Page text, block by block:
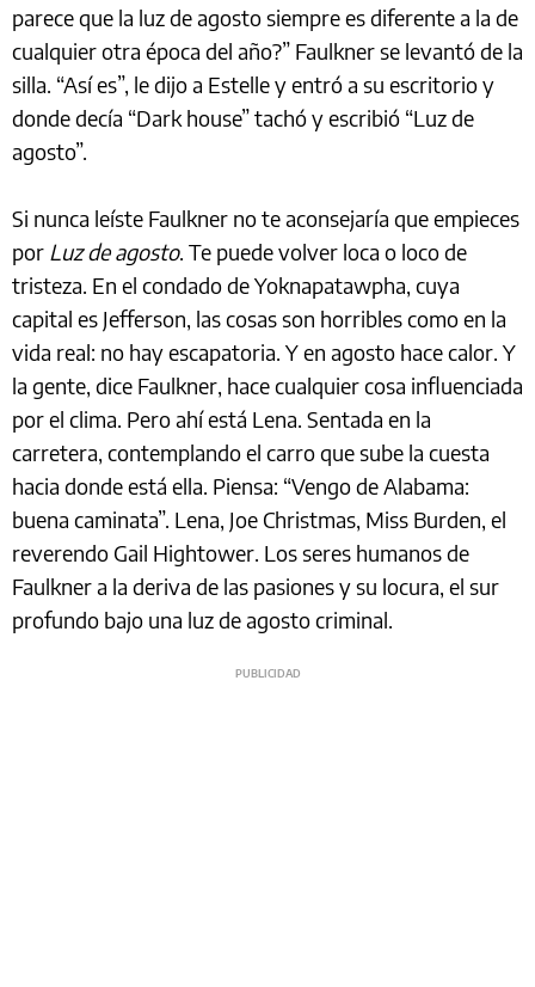
parece que la luz de agosto siempre es diferente a la de
cualquier otra época del año?” Faulkner se levantó de la
silla. “Así es”, le dijo a Estelle y entró a su escritorio y
donde decía “Dark house” tachó y escribió “Luz de
agosto”.
Si nunca leíste Faulkner no te aconsejaría que empieces
por Luz de agosto. Te puede volver loca o loco de
tristeza. En el condado de Yoknapatawpha, cuya
capital es Jefferson, las cosas son horribles como en la
vida real: no hay escapatoria. Y en agosto hace calor. Y
la gente, dice Faulkner, hace cualquier cosa influenciada
por el clima. Pero ahí está Lena. Sentada en la
carretera, contemplando el carro que sube la cuesta
hacia donde está ella. Piensa: “Vengo de Alabama:
buena caminata”. Lena, Joe Christmas, Miss Burden, el
reverendo Gail Hightower. Los seres humanos de
Faulkner a la deriva de las pasiones y su locura, el sur
profundo bajo una luz de agosto criminal.